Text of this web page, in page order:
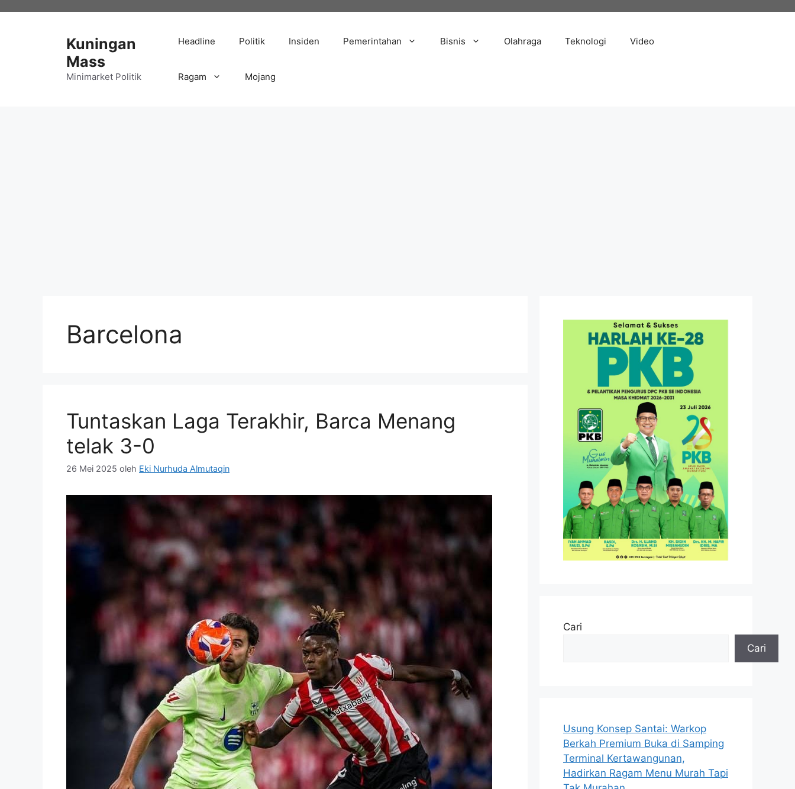
Kuningan
Mass
Minimarket Politik
Headline Politik Insiden Pemerintahan Bisnis Olahraga Teknologi Video
Ragam Mojang
Barcelona
Tuntaskan Laga Terakhir, Barca Menang
telak 3-0
26 Mei 2025 oleh Eki Nurhuda Almutaqin
Cari
Cari
Usung Konsep Santai: Warkop
Berkah Premium Buka di Samping
Terminal Kertawangunan,
Hadirkan Ragam Menu Murah Tapi